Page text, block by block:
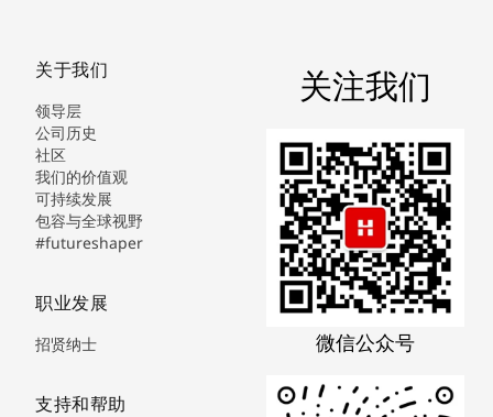
关于我们
领导层
公司历史
社区
我们的价值观
可持续发展
包容与全球视野
#futureshaper
职业发展
招贤纳士
支持和帮助
关注我们
微信公众号